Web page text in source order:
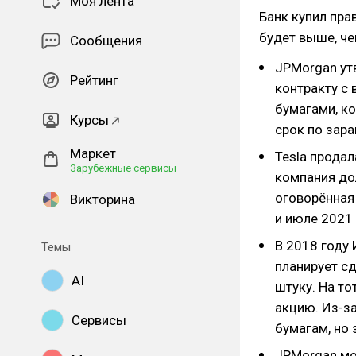
Сообщения
Рейтинг
Курсы
Маркет
Зарубежные сервисы
Викторина
Темы
AI
Сервисы
Банк купил
будет выше,
JPMorgan
контракту
бумагами,
срок по
Tesla
компания
и июле 2021
В 2018
планирует
штуку. На
акцию. Из-
бумагам, но